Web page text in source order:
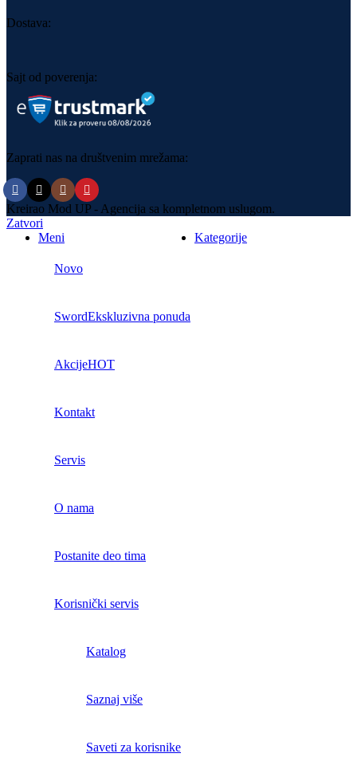
Dostava:
Sajt od poverenja:
Zaprati nas na društvenim mrežama:
Kreirao Mod UP - Agencija sa kompletnom uslugom.
Zatvori
Meni
Kategorije
Novo
SwordEkskluzivna ponuda
AkcijeHOT
Kontakt
Servis
O nama
Postanite deo tima
Korisnički servis
Katalog
Saznaj više
Saveti za korisnike